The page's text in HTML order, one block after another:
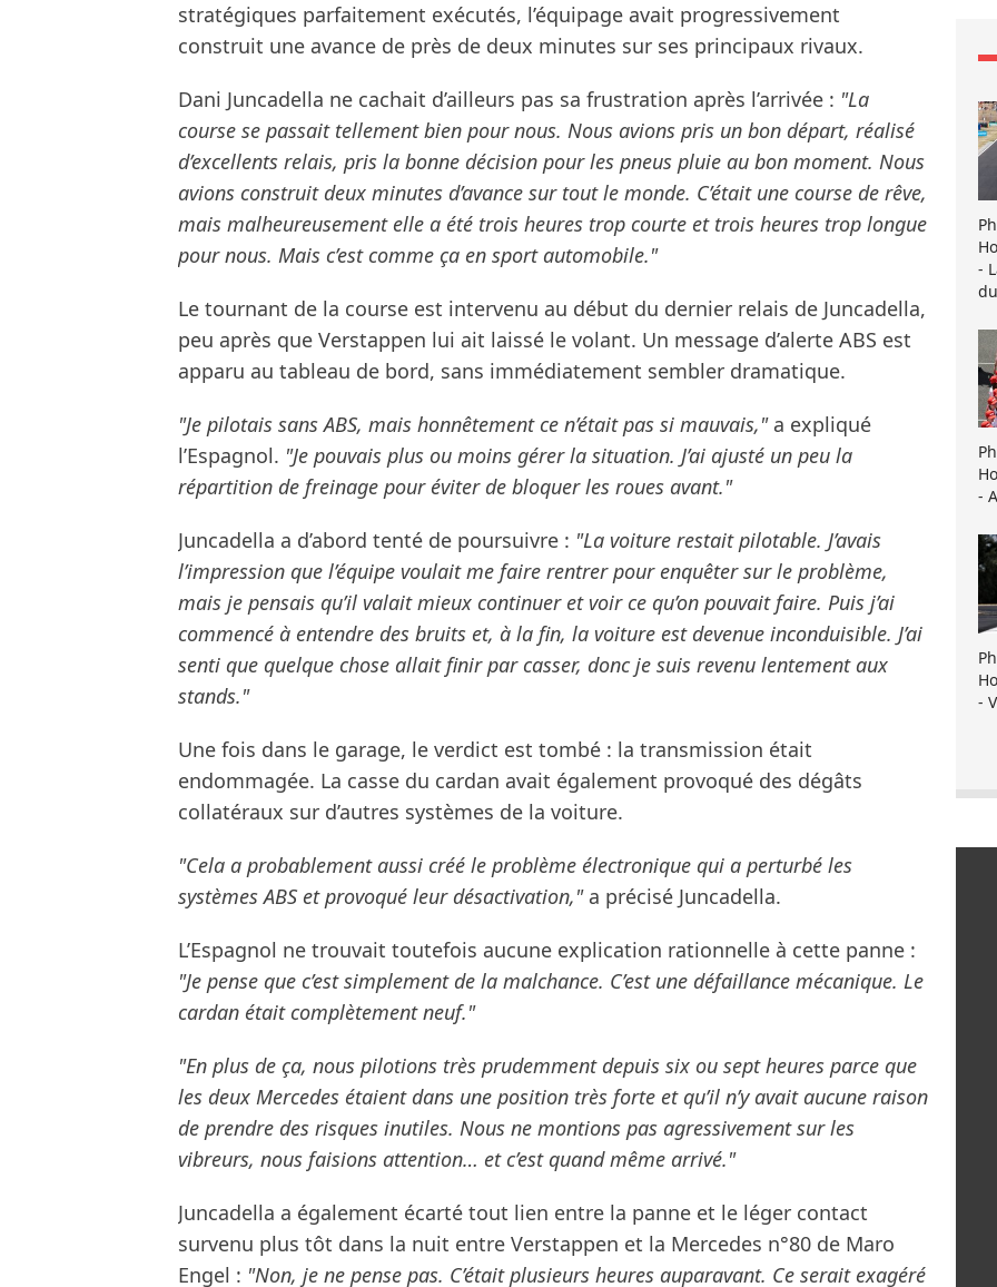
stratégiques parfaitement exécutés, l’équipage avait progressivement
construit une avance de près de deux minutes sur ses principaux rivaux.
Dani Juncadella ne cachait d’ailleurs pas sa frustration après l’arrivée : "La
course se passait tellement bien pour nous. Nous avions pris un bon départ, réalisé
d’excellents relais, pris la bonne décision pour les pneus pluie au bon moment. Nous
avions construit deux minutes d’avance sur tout le monde. C’était une course de rêve,
mais malheureusement elle a été trois heures trop courte et trois heures trop longue
pour nous. Mais c’est comme ça en sport automobile."
Le tournant de la course est intervenu au début du dernier relais de Juncadella,
peu après que Verstappen lui ait laissé le volant. Un message d’alerte ABS est
apparu au tableau de bord, sans immédiatement sembler dramatique.
"Je pilotais sans ABS, mais honnêtement ce n’était pas si mauvais,"a expliqué
l’Espagnol. "Je pouvais plus ou moins gérer la situation. J’ai ajusté un peu la
répartition de freinage pour éviter de bloquer les roues avant."
Juncadella a d’abord tenté de poursuivre : "La voiture restait pilotable. J’avais
l’impression que l’équipe voulait me faire rentrer pour enquêter sur le problème,
mais je pensais qu’il valait mieux continuer et voir ce qu’on pouvait faire. Puis j’ai
commencé à entendre des bruits et, à la fin, la voiture est devenue inconduisible. J’ai
senti que quelque chose allait finir par casser, donc je suis revenu lentement aux
stands."
Une fois dans le garage, le verdict est tombé : la transmission était
endommagée. La casse du cardan avait également provoqué des dégâts
collatéraux sur d’autres systèmes de la voiture.
"Cela a probablement aussi créé le problème électronique qui a perturbé les
systèmes ABS et provoqué leur désactivation,"a précisé Juncadella.
L’Espagnol ne trouvait toutefois aucune explication rationnelle à cette panne :
"Je pense que c’est simplement de la malchance. C’est une défaillance mécanique. Le
cardan était complètement neuf."
"En plus de ça, nous pilotions très prudemment depuis six ou sept heures parce que
les deux Mercedes étaient dans une position très forte et qu’il n’y avait aucune raison
de prendre des risques inutiles. Nous ne montions pas agressivement sur les
vibreurs, nous faisions attention… et c’est quand même arrivé."
Juncadella a également écarté tout lien entre la panne et le léger contact
survenu plus tôt dans la nuit entre Verstappen et la Mercedes n°80 de Maro
Engel : "Non, je ne pense pas. C’était plusieurs heures auparavant. Ce serait exagéré
-
-
-